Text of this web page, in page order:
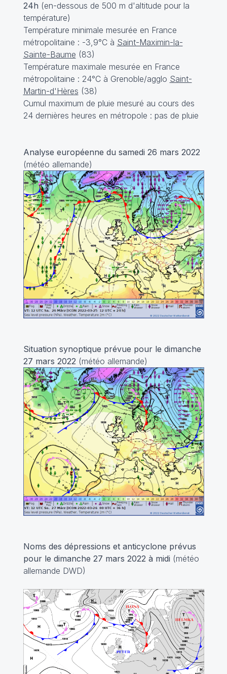
24h (en-dessous de 500 m d'altitude pour la
température)
Température minimale mesurée en France
métropolitaine : -3,9°C à Saint-Maximin-la-
Sainte-Baume (83)
Température maximale mesurée en France
métropolitaine : 24°C à Grenoble/agglo Saint-
Martin-d'Hères (38)
Cumul maximum de pluie mesuré au cours des
24 dernières heures en métropole : pas de pluie
Analyse européenne du samedi 26 mars 2022
(météo allemande)
Situation synoptique prévue pour le dimanche
27 mars 2022 (météo allemande)
Noms des dépressions et anticyclone prévus
pour le dimanche 27 mars 2022 à midi (météo
allemande DWD)